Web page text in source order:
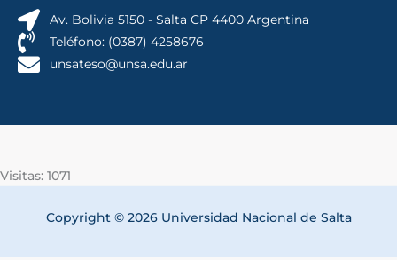
Av. Bolivia 5150 - Salta CP 4400 Argentina
Teléfono: (0387) 4258676
unsateso@unsa.edu.ar
Visitas: 1071
Copyright © 2026 Universidad Nacional de Salta